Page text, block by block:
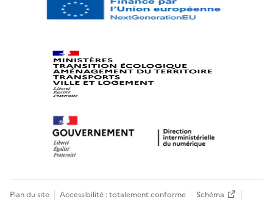
Plan du site Accessibilité : totalement conforme Schéma